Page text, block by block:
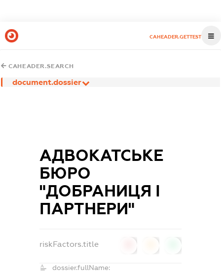
CAHEADER.GETTEST
CAHEADER.SEARCH
document.dossier
АДВОКАТСЬКЕ
БЮРО
"ДОБРАНИЦЯ І
ПАРТНЕРИ"
riskFactors.title
dossier.fullName: